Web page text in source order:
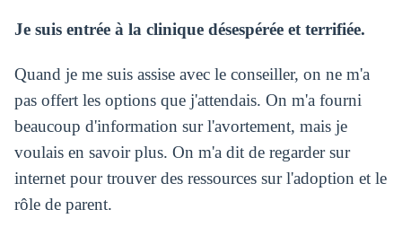
Je suis entrée à la clinique désespérée et terrifiée.
Quand je me suis assise avec le conseiller, on ne m'a
pas offert les options que j'attendais. On m'a fourni
beaucoup d'information sur l'avortement, mais je
voulais en savoir plus. On m'a dit de regarder sur
internet pour trouver des ressources sur l'adoption et le
rôle de parent.